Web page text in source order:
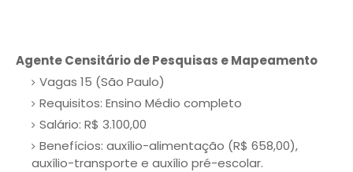
Agente Censitário de Pesquisas e Mapeamento
Vagas 15 (São Paulo)
Requisitos: Ensino Médio completo
Salário: R$ 3.100,00
Benefícios: auxílio-alimentação (R$ 658,00),
auxílio-transporte e auxílio pré-escolar.